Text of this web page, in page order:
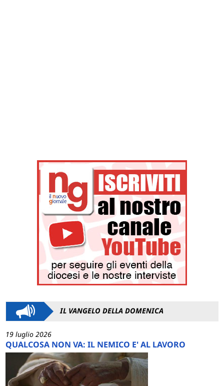
IL VANGELO DELLA DOMENICA
19 luglio 2026
QUALCOSA NON VA: IL NEMICO E' AL LAVORO